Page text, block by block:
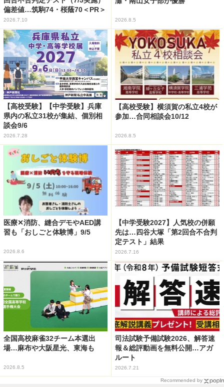
偏差値…筑駒74・桜蔭70＜PR＞
2026.7.10 2026.8.5
【高校受験】【中学受験】兵庫
県内の私立31校が集結、個別相
談会9/6
2026.7.28
【高校受験】横須賀の私立4校が
参加…合同相談会10/12
2026.8.5
医療✕消防、縫合デモやAED講
習も「おしごと体験博」9/5
2026.8.6
【中学受験2027】人気校の併願
先は…四谷大塚「第2回合不合判
定テスト」結果
2026.7.16
全国高校麻雀32チーム本選出
場…麻布や大阪星光、東海も
2026.8.5
司法試験予備試験2026、解答速
報＆総評動画を無料公開…アガ
ルート
2026.7.21
Recommended by